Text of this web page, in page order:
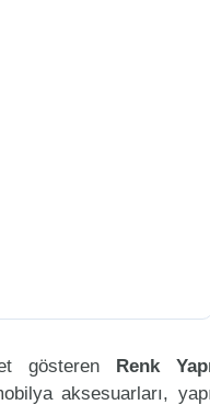
gösteren Renk
aksesuarları,